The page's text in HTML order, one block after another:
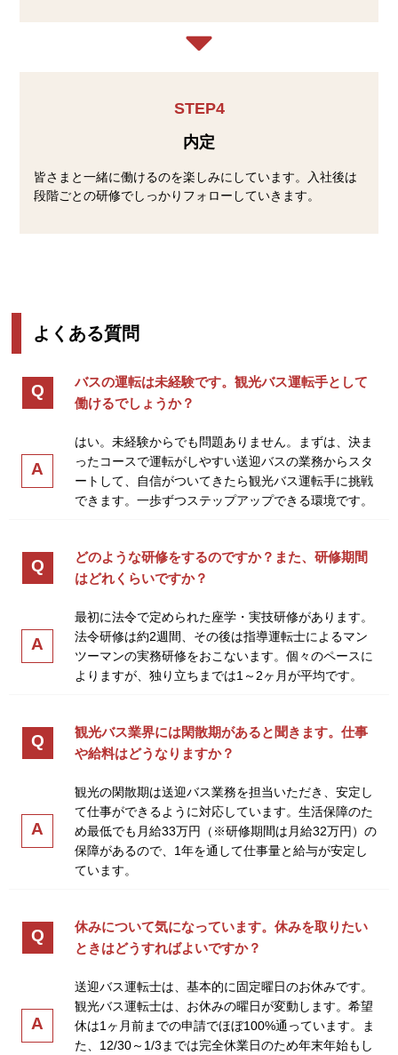
STEP4
内定
皆さまと一緒に働けるのを楽しみにしています。入社後は
段階ごとの研修でしっかりフォローしていきます。
よくある質問
Q
バスの運転は未経験です。観光バス運転手として
働けるでしょうか？
A
はい。未経験からでも問題ありません。まずは、決ま
ったコースで運転がしやすい送迎バスの業務からスタ
ートして、自信がついてきたら観光バス運転手に挑戦
できます。一歩ずつステップアップできる環境です。
Q
どのような研修をするのですか？また、研修期間
はどれくらいですか？
A
最初に法令で定められた座学・実技研修があります。
法令研修は約2週間、その後は指導運転士によるマン
ツーマンの実務研修をおこないます。個々のペースに
よりますが、独り立ちまでは1～2ヶ月が平均です。
Q
観光バス業界には閑散期があると聞きます。仕事
や給料はどうなりますか？
A
観光の閑散期は送迎バス業務を担当いただき、安定し
て仕事ができるように対応しています。生活保障のた
め最低でも月給33万円（※研修期間は月給32万円）の
保障があるので、1年を通して仕事量と給与が安定し
ています。
Q
休みについて気になっています。休みを取りたい
ときはどうすればよいですか？
A
送迎バス運転士は、基本的に固定曜日のお休みです。
観光バス運転士は、お休みの曜日が変動します。希望
休は1ヶ月前までの申請でほぼ100%通っています。ま
た、12/30～1/3までは完全休業日のため年末年始もし